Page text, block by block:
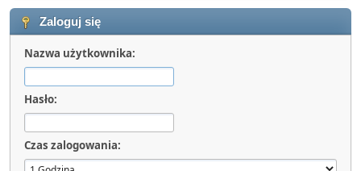
Zaloguj się
Nazwa użytkownika:
Hasło:
Czas zalogowania: